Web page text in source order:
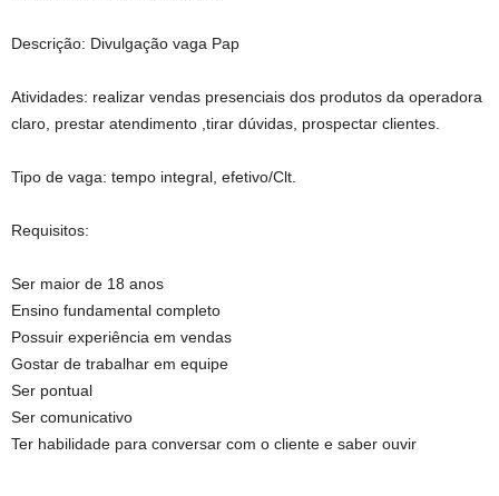
Descrição: Divulgação vaga Pap
Atividades: realizar vendas presenciais dos produtos da operadora
claro, prestar atendimento ,tirar dúvidas, prospectar clientes.
Tipo de vaga: tempo integral, efetivo/Clt.
Requisitos:
Ser maior de 18 anos
Ensino fundamental completo
Possuir experiência em vendas
Gostar de trabalhar em equipe
Ser pontual
Ser comunicativo
Ter habilidade para conversar com o cliente e saber ouvir